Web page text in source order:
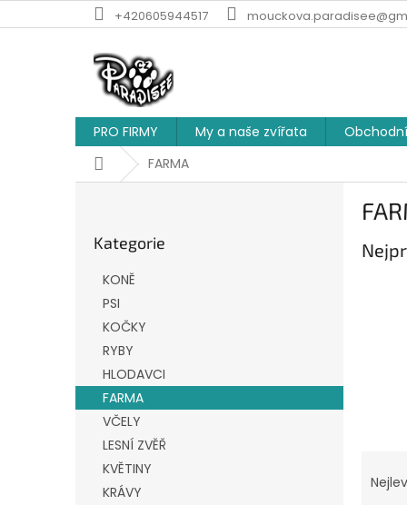
na
+420605944517
PRO FIRMY My a naše zvířata
DomůFARMA
a
n
kategorie
Kategorie
KONĚ
PSI
KOČKY
RYBY
HLODAVCI
FARMA
VČELY
LESNÍ ZVĚŘ
KVĚTINY
KRÁVY